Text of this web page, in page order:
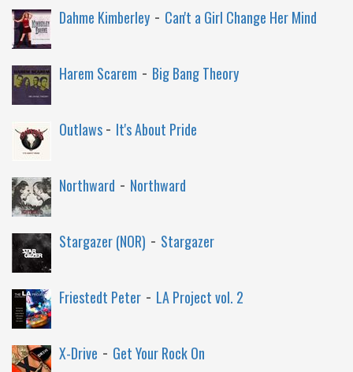
Dahme Kimberley - Can't a Girl Change Her Mind
Harem Scarem - Big Bang Theory
Outlaws- It's About Pride
Northward - Northward
Stargazer (NOR) - Stargazer
Friestedt Peter - LA Project vol. 2
X-Drive - Get Your Rock On